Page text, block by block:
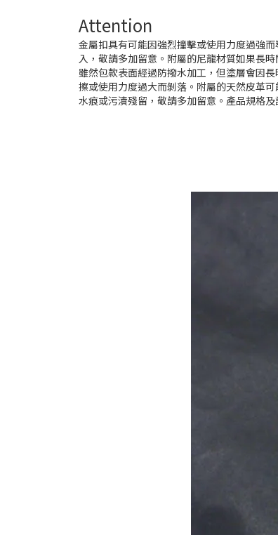
Attention
金屬扣具有可能因強烈撞擊或使用力度過強
入，敬請多加留意。附屬的尼龍材質如果長
雖然包款表面經過防撥水加工，但塗層會因
擦或使用力度過大而剝落。附屬的天然皮革
水痕或污漬殘留，敬請多加留意。產品規格